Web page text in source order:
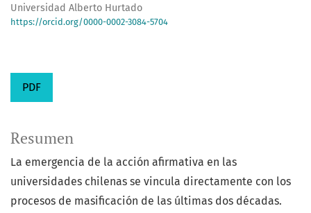
Universidad Alberto Hurtado
https://orcid.org/0000-0002-3084-5704
PDF
Resumen
La emergencia de la acción afirmativa en las
universidades chilenas se vincula directamente con los
procesos de masificación de las últimas dos décadas.